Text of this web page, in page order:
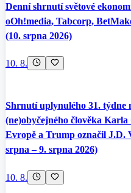
Denní shrnutí světové
oOh!media, Tabcorp,
(10. srpna 2026)
10. 8.
Shrnutí uplynulého 31. týdne
(ne)obyčejného člověka
Evropě a Trump označil J.D.
srpna – 9. srpna 2026)
10. 8.